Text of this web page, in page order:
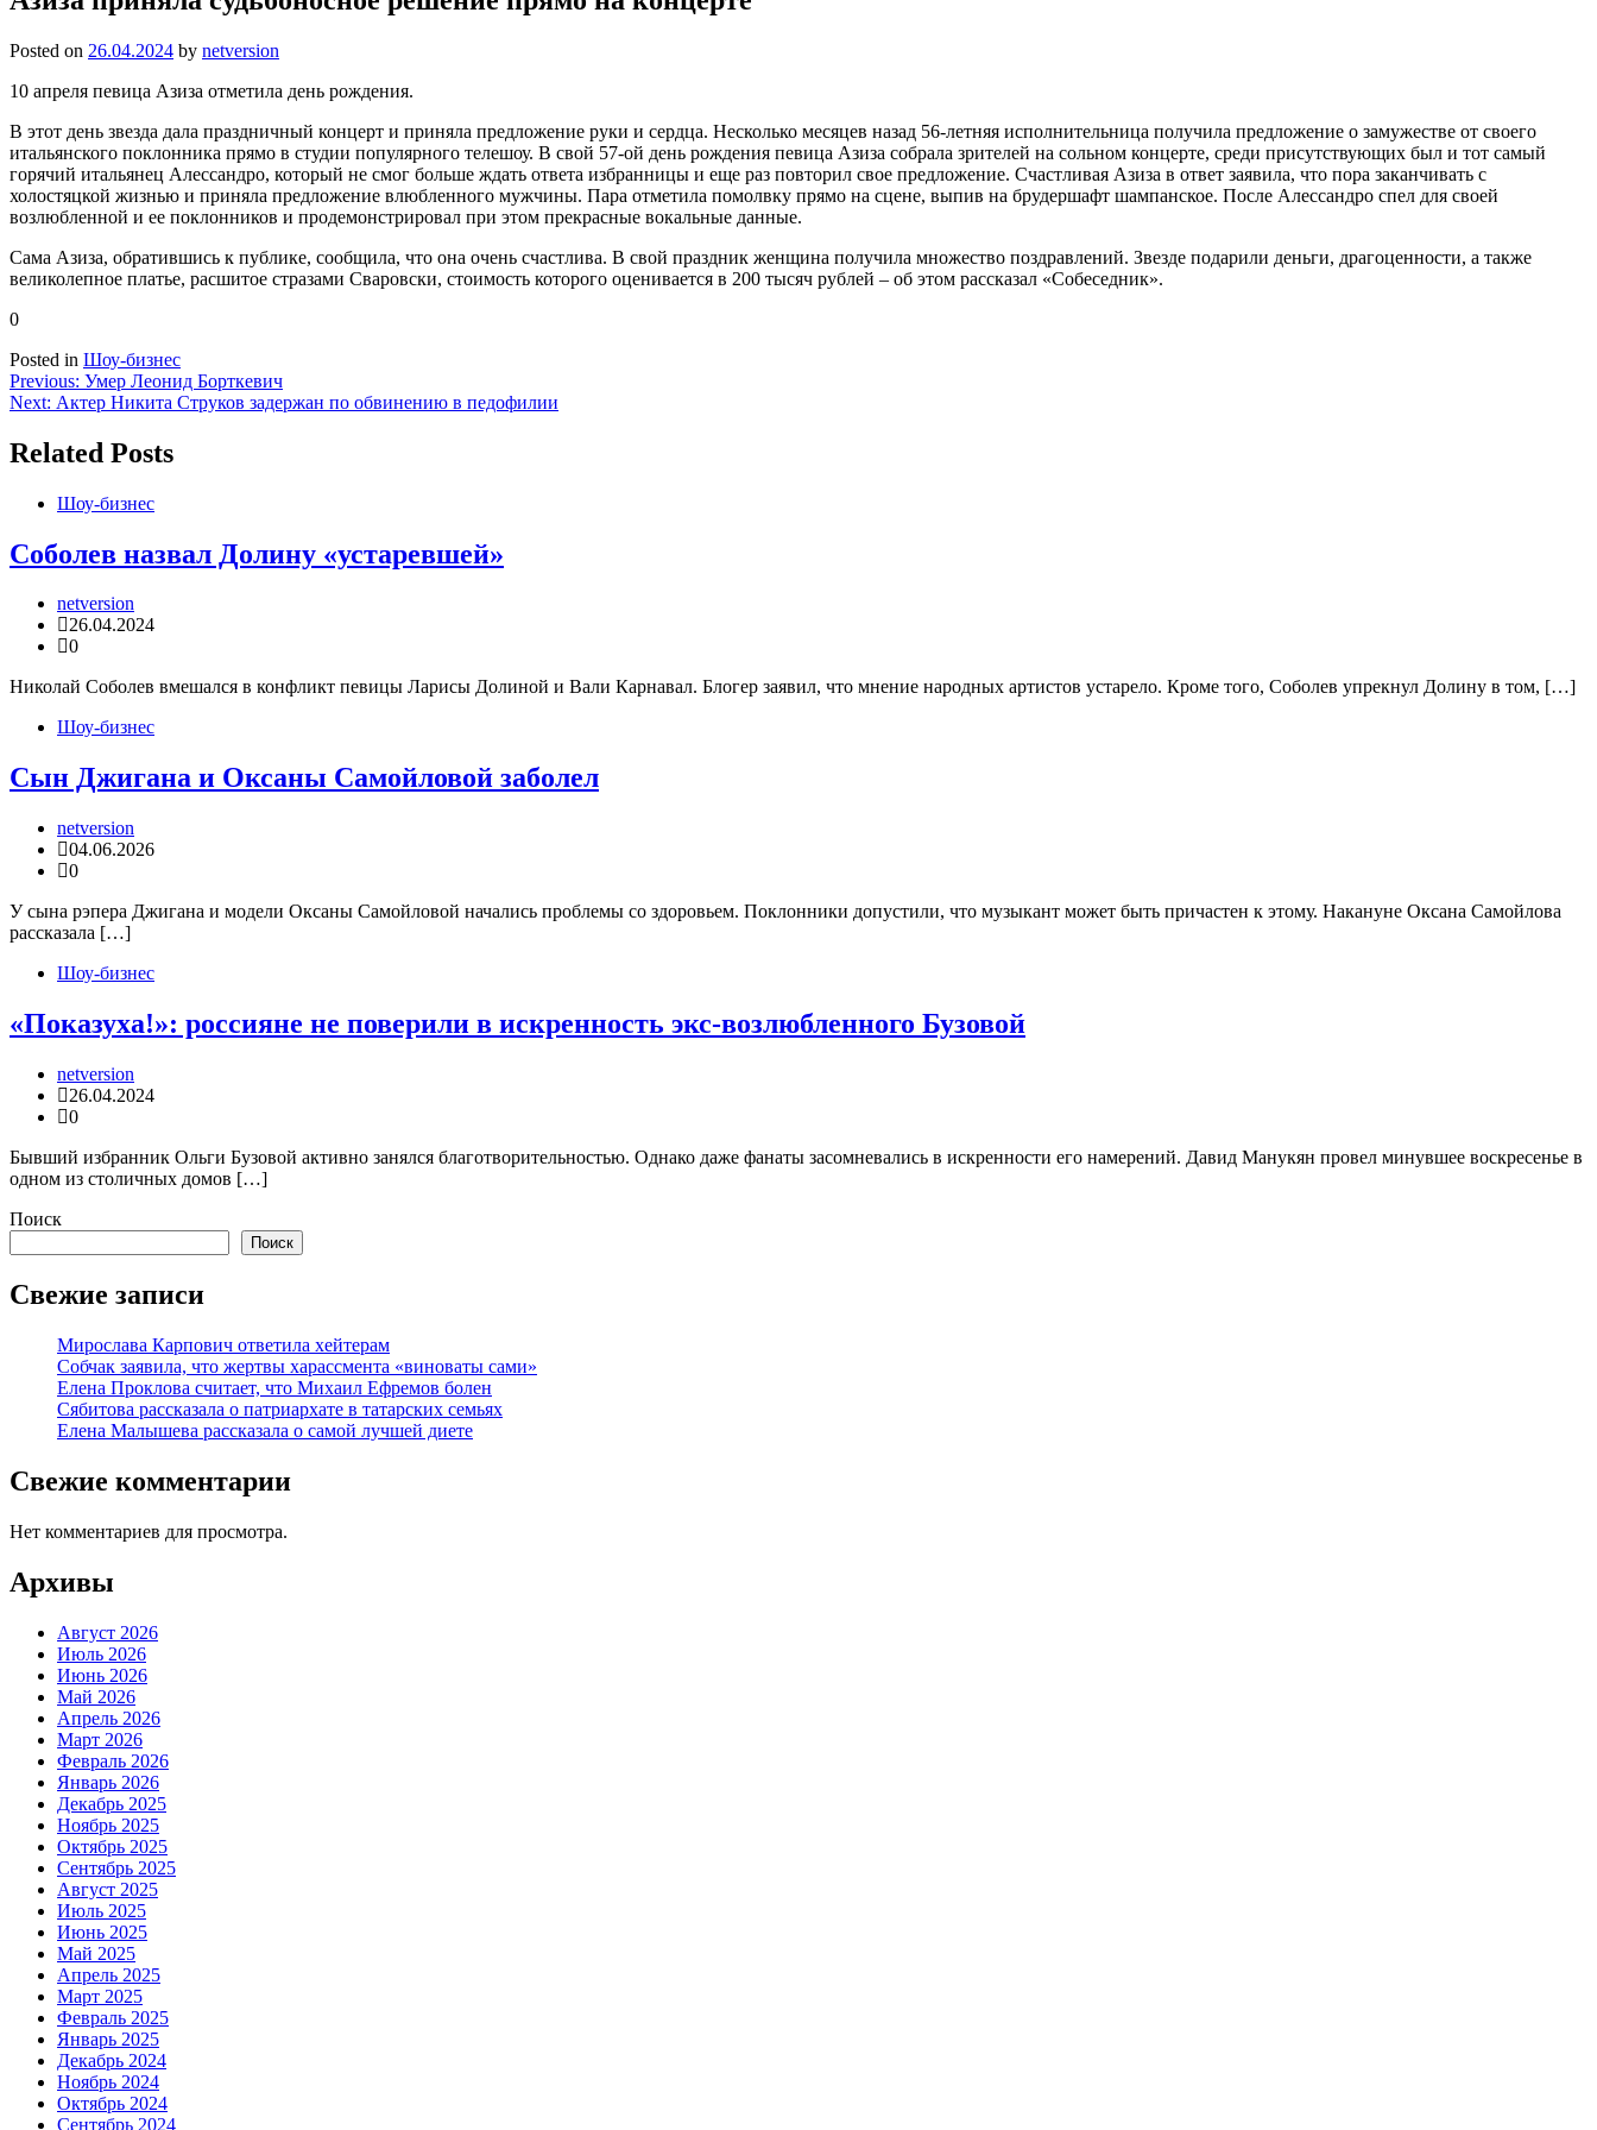
Posted on 26.04.2024 by netversion
10 апреля певица Азиза отметила день рождения.
В этот день звезда дала праздничный концерт и приняла предложение руки и сердца. Несколько месяцев назад 56-летняя исполнительница получила предложение о замужестве от своего
итальянского поклонника прямо в студии популярного телешоу. В свой 57-ой день рождения певица Азиза собрала зрителей на сольном концерте, среди присутствующих был и тот самый
горячий итальянец Алессандро, который не смог больше ждать ответа избранницы и еще раз повторил свое предложение. Счастливая Азиза в ответ заявила, что пора заканчивать с
холостяцкой жизнью и приняла предложение влюбленного мужчины. Пара отметила помолвку прямо на сцене, выпив на брудершафт шампанское. После Алессандро спел для своей
возлюбленной и ее поклонников и продемонстрировал при этом прекрасные вокальные данные.
Сама Азиза, обратившись к публике, сообщила, что она очень счастлива. В свой праздник женщина получила множество поздравлений. Звезде подарили деньги, драгоценности, а также
великолепное платье, расшитое стразами Сваровски, стоимость которого оценивается в 200 тысяч рублей – об этом рассказал «Собеседник».
0
Posted in Шоу-бизнес
Навигация
по
записям
Previous: Умер Леонид Борткевич
Next: Актер Никита Струков задержан по обвинению в педофилии
Related Posts
Шоу-бизнес
Соболев назвал Долину «устаревшей»
netversion
26.04.2024
0
Николай Соболев вмешался в конфликт певицы Ларисы Долиной и Вали Карнавал. Блогер заявил, что мнение народных артистов устарело. Кроме того, Соболев упрекнул Долину в том, […]
Шоу-бизнес
Сын Джигана и Оксаны Самойловой заболел
netversion
04.06.2026
0
У сына рэпера Джигана и модели Оксаны Самойловой начались проблемы со здоровьем. Поклонники допустили, что музыкант может быть причастен к этому. Накануне Оксана Самойлова
рассказала […]
Шоу-бизнес
«Показуха!»: россияне не поверили в искренность экс-возлюбленного Бузовой
netversion
26.04.2024
0
Бывший избранник Ольги Бузовой активно занялся благотворительностью. Однако даже фанаты засомневались в искренности его намерений. Давид Манукян провел минувшее воскресенье в
одном из столичных домов […]
Поиск
Поиск
Свежие записи
Мирослава Карпович ответила хейтерам
Собчак заявила, что жертвы харассмента «виноваты сами»
Елена Проклова считает, что Михаил Ефремов болен
Сябитова рассказала о патриархате в татарских семьях
Елена Малышева рассказала о самой лучшей диете
Свежие комментарии
Нет комментариев для просмотра.
Архивы
Август 2026
Июль 2026
Июнь 2026
Май 2026
Апрель 2026
Март 2026
Февраль 2026
Январь 2026
Декабрь 2025
Ноябрь 2025
Октябрь 2025
Сентябрь 2025
Август 2025
Июль 2025
Июнь 2025
Май 2025
Апрель 2025
Март 2025
Февраль 2025
Январь 2025
Декабрь 2024
Ноябрь 2024
Октябрь 2024
Сентябрь 2024